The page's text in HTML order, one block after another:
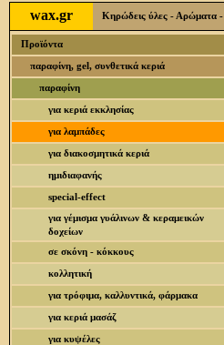
wax.gr Κηρώδεις ύλες - Αρώματα
Προϊόντα
παραφίνη, gel, συνθετικά κεριά
παραφίνη
για κεριά εκκλησίας
για λαμπάδες
για διακοσμητικά κεριά
ημιδιαφανής
special-effect
για γέμισμα γυάλινων & κεραμεικών
δοχείων
σε σκόνη - κόκκους
κολλητική
για τρόφιμα, καλλυντικά, φάρμακα
για κεριά μασάζ
για κυψέλες